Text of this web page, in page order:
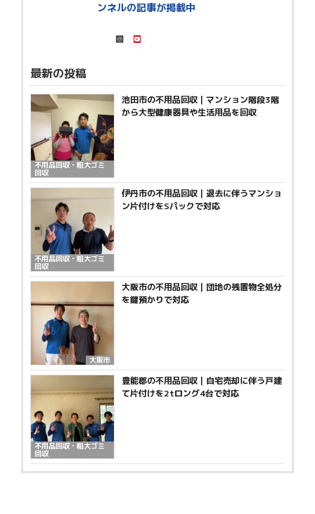
ンネルの記事が掲載中
最新の投稿
不用品回収・粗大ゴミ
回収
池田市の不用品回収｜マンション階段3階
から大型健康器具や生活用品を回収
不用品回収・粗大ゴミ
回収
伊丹市の不用品回収｜退去に伴うマンショ
ン片付けをSパックで対応
大阪市
大阪市の不用品回収｜団地の残置物全処分
を鍵預かりで対応
不用品回収・粗大ゴミ
回収
豊能郡の不用品回収｜自宅売却に伴う戸建
て片付けを2tロング4台で対応